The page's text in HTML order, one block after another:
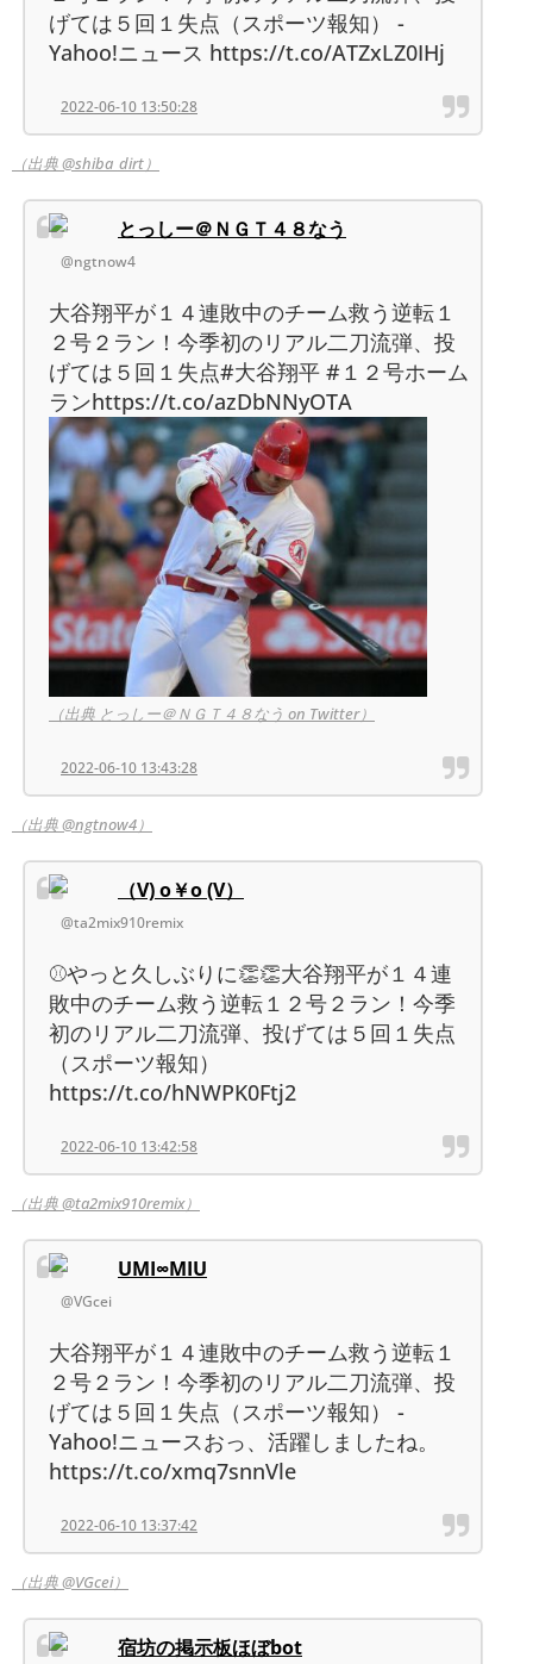
げては５回１失点（スポーツ報知） -
Yahoo!ニュース https://t.co/ATZxLZ0IHj
2022-06-10 13:50:28
（出典 @shiba_dirt）
とっしー＠ＮＧＴ４８なう
@ngtnow4
大谷翔平が１４連敗中のチーム救う逆転１
２号２ラン！今季初のリアル二刀流弾、投
げては５回１失点#大谷翔平 #１２号ホーム
ランhttps://t.co/azDbNNyOTA
（出典 とっしー＠ＮＧＴ４８なう on Twitter）
2022-06-10 13:43:28
（出典 @ngtnow4）
（V) o￥o (V）
@ta2mix910remix
⚾やっと久しぶりに👏👏大谷翔平が１４連
敗中のチーム救う逆転１２号２ラン！今季
初のリアル二刀流弾、投げては５回１失点
（スポーツ報知）
https://t.co/hNWPK0Ftj2
2022-06-10 13:42:58
（出典 @ta2mix910remix）
UMI∞MIU
@VGcei
大谷翔平が１４連敗中のチーム救う逆転１
２号２ラン！今季初のリアル二刀流弾、投
げては５回１失点（スポーツ報知） -
Yahoo!ニュースおっ、活躍しましたね。
https://t.co/xmq7snnVle
2022-06-10 13:37:42
（出典 @VGcei）
宿坊の掲示板ほぼbot